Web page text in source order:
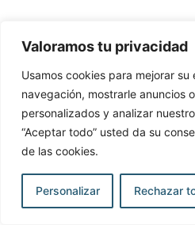
Valoramos tu privacidad
Usamos cookies para mejorar su
navegación, mostrarle anuncios
personalizados y analizar
“Aceptar todo” usted da su
de las cookies.
Personalizar Rechazar